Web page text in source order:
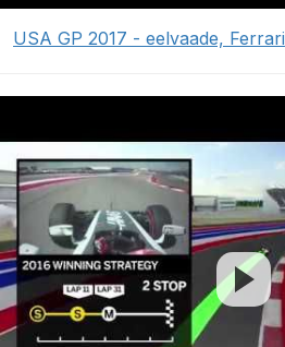
USA GP 2017 - eelvaade, Ferrari